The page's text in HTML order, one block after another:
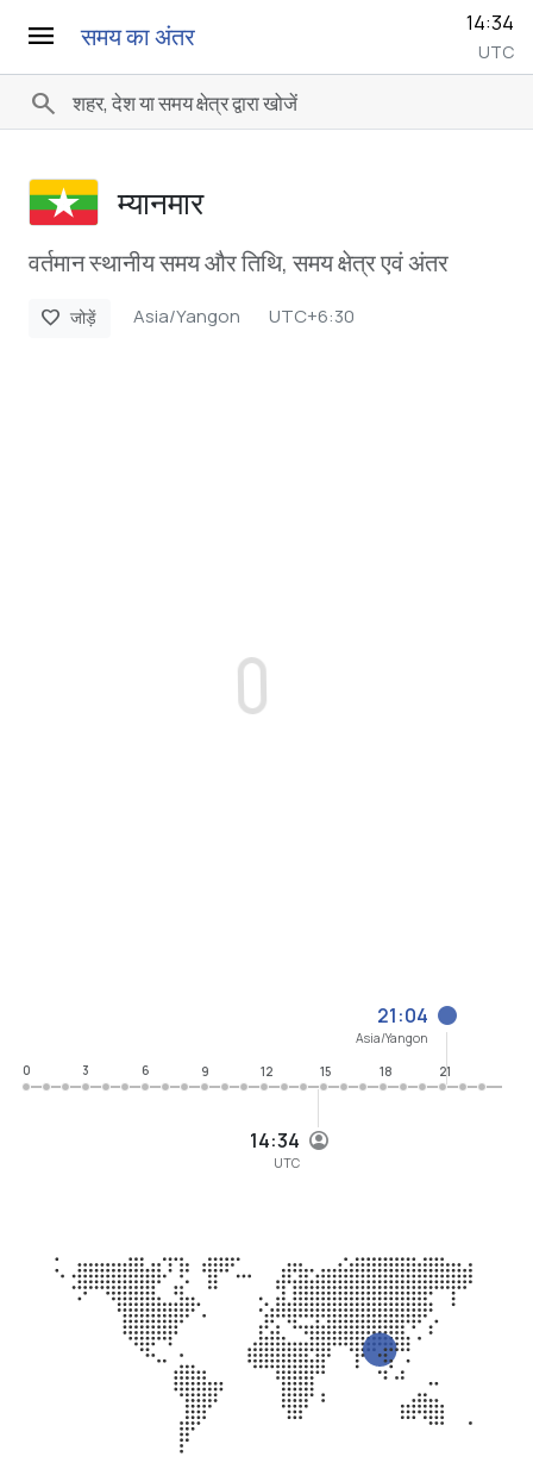
menu समय का अंतर 14:34
UTC
search
म्यानमार
वर्तमान स्थानीय समय और तिथि, समय क्षेत्र एवं अंतर
favorite जोड़ें Asia/Yangon UTC+6:30
14:34
UTC
21:04
Asia/Yangon
0
3 6 9 12 15 18 21